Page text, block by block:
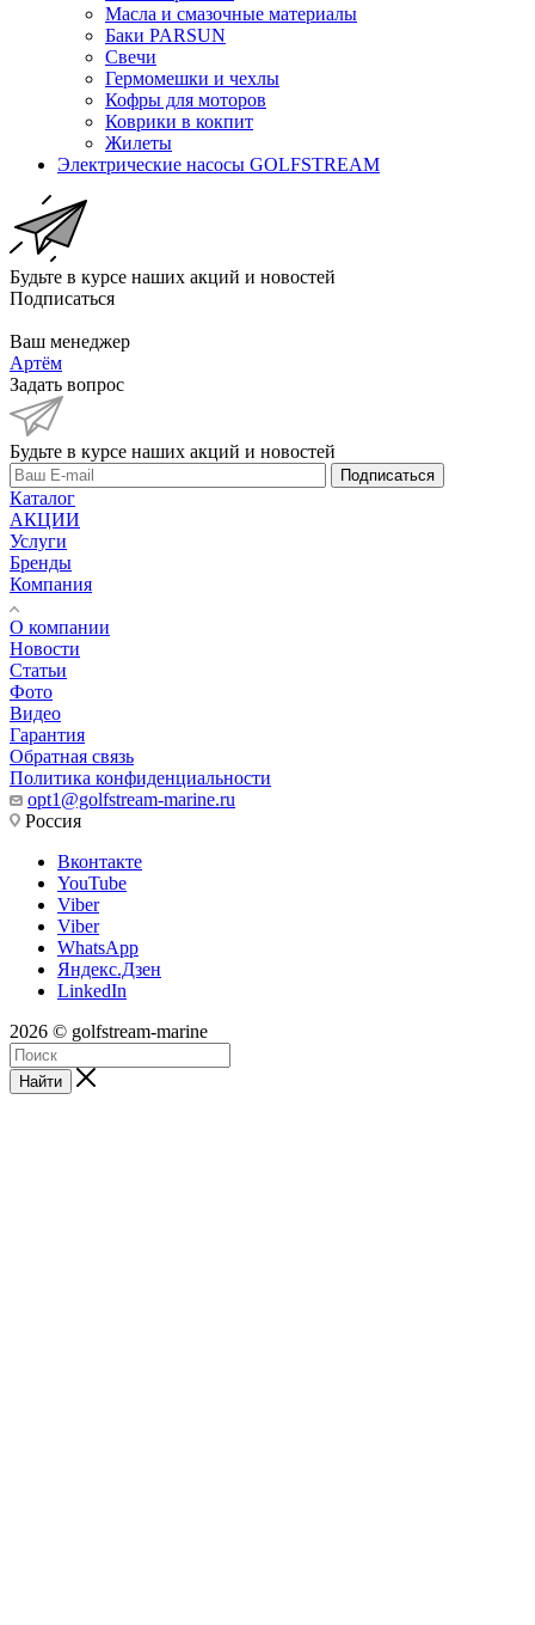
Масла и смазочные материалы
Баки PARSUN
Свечи
Гермомешки и чехлы
Кофры для моторов
Коврики в кокпит
Жилеты
Электрические насосы GOLFSTREAM
Будьте в курсе наших акций и новостей
Подписаться
Ваш менеджер
Артём
Задать вопрос
Будьте в курсе наших акций и новостей
Подписаться
Каталог
АКЦИИ
Услуги
Бренды
Компания
О компании
Новости
Статьи
Фото
Видео
Гарантия
Обратная связь
Политика конфиденциальности
opt1@golfstream-marine.ru
Россия
Вконтакте
YouTube
Viber
Viber
WhatsApp
Яндекс.Дзен
LinkedIn
2026 © golfstream-marine
Найти